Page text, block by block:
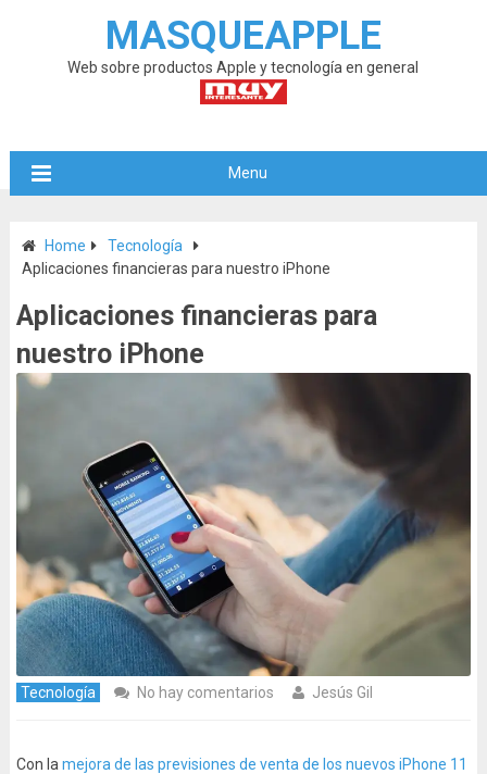
MASQUEAPPLE
Web sobre productos Apple y tecnología en general
Menu
Home
Tecnología
Aplicaciones financieras para nuestro iPhone
Aplicaciones financieras para
nuestro iPhone
Tecnología No hay comentarios Jesús Gil
Con la mejora de las previsiones de venta de los nuevos iPhone 11